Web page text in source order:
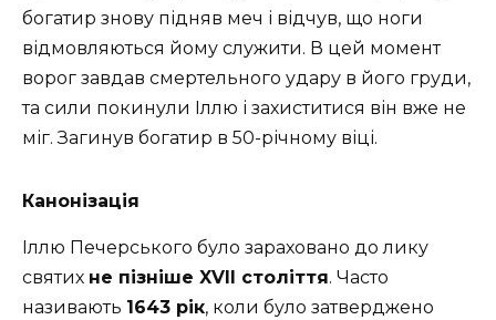
богатир знову підняв меч і відчув, що ноги
відмовляються йому служити. В цей момент
ворог завдав смертельного удару в його груди,
та сили покинули Іллю і захиститися він вже не
міг. Загинув богатир в 50-річному віці.
Канонізація
Іллю Печерського було зараховано до лику
святих не пізніше XVII століття. Часто
називають 1643 рік, коли було затверджено